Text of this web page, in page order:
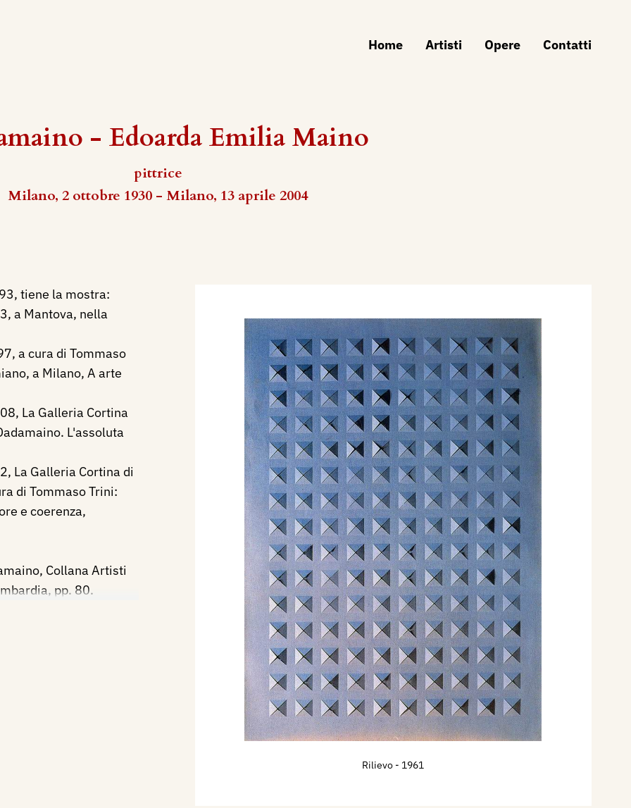
Home Artisti Opere Contatti
- Edoarda Emilia Maino
pittrice
Milano, 2 ottobre 1930 - Milano, 13 aprile 2004
Rilievo - 1961
tiene la mostra:
a Mantova, nella
a cura di Tommaso
a Milano, A arte
La Galleria Cortina
L'assoluta
La Galleria Cortina di
di Tommaso Trini:
e coerenza,
Collana Artisti
pp. 80.
1993, catalogo